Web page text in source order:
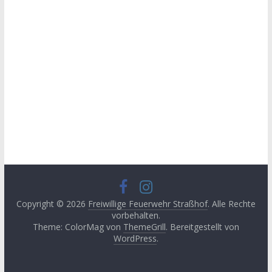
Copyright © 2026 Freiwillige Feuerwehr Straßhof. Alle Rechte
vorbehalten.
Theme: ColorMag von ThemeGrill. Bereitgestellt von
WordPress.